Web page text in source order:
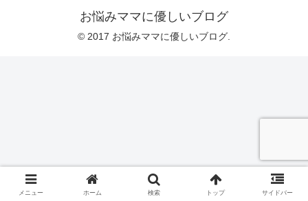
お悩みママに優しいブログ
© 2017 お悩みママに優しいブログ.
メニュー ホーム 検索 トップ サイドバー